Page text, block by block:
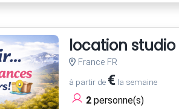
location
France FR
à partir de €la semaine
2personne(s)